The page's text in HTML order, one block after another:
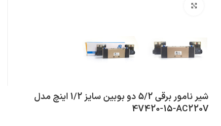
شیر نامور برقی 5/2 دو بوبین سایز 1/2 اینچ مدل
4V420-15-AC220V